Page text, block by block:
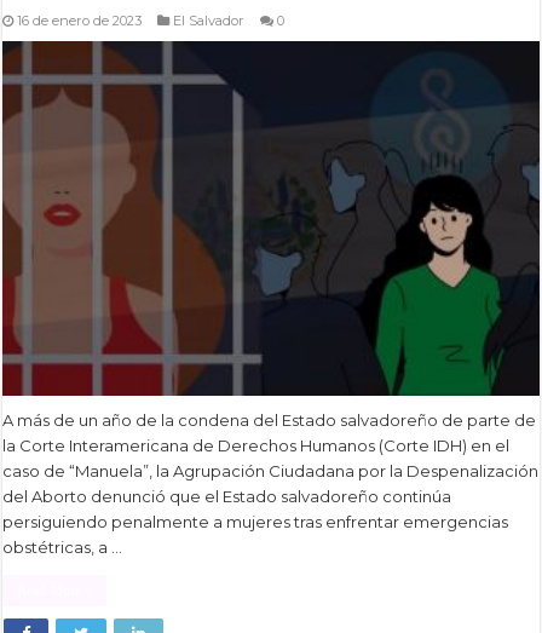
16 de enero de 2023 El Salvador 0
A más de un año de la condena del Estado salvadoreño de parte de
la Corte Interamericana de Derechos Humanos (Corte IDH) en el
caso de “Manuela”, la Agrupación Ciudadana por la Despenalización
del Aborto denunció que el Estado salvadoreño continúa
persiguiendo penalmente a mujeres tras enfrentar emergencias
obstétricas, a …